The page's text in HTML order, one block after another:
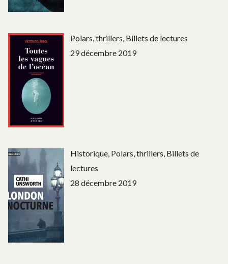
Polars, thrillers, Billets de lectures
29 décembre 2019
Historique, Polars, thrillers, Billets de
lectures
28 décembre 2019